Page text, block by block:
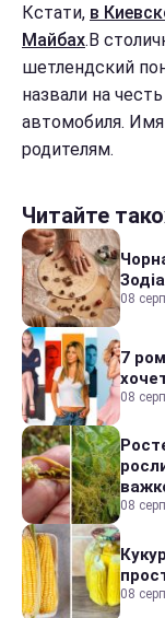
Кстати, в
Майбах.В
шетлендский
назвали на
автомобиля.
родителям.
Читайте
08
7
08
08
08